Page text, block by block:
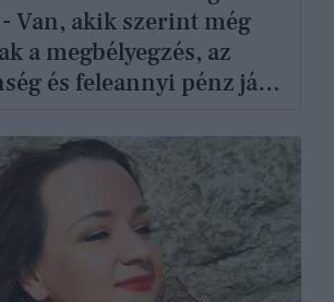
- Van, akik szerint még
a megbélyegzés, az
és feleannyi pénz jár a